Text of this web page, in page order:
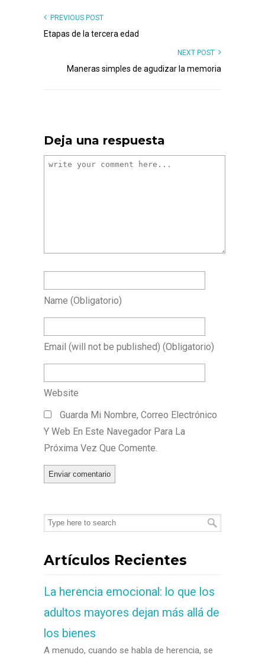
PREVIOUS POST
Etapas de la tercera edad
NEXT POST
Maneras simples de agudizar la memoria
Deja una respuesta
Name (obligatorio)
Email (will not be published) (obligatorio)
Website
Guarda Mi Nombre, Correo Electrónico
Y Web En Este Navegador Para La
Próxima Vez Que Comente.
Artículos Recientes
La herencia emocional: lo que los
adultos mayores dejan más allá de
los bienes
A menudo, cuando se habla de herencia, se